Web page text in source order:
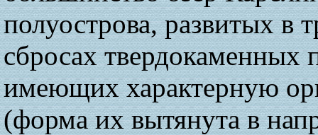
полуострова, развитых в
сбросах твердокаменных
имеющих характерную
(форма их вытянута в